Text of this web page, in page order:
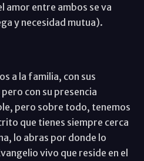
amor entre ambos se va
y necesidad mutua).
a la familia, con sus
con su presencia
pero sobre todo, tenemos
que tienes siempre cerca
lo abras por donde lo
vivo que reside en el